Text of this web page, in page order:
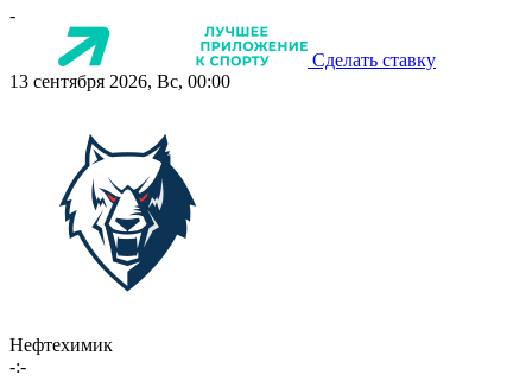
-
Сделать ставку
13 сентября 2026, Вс, 00:00
Нефтехимик
-:-